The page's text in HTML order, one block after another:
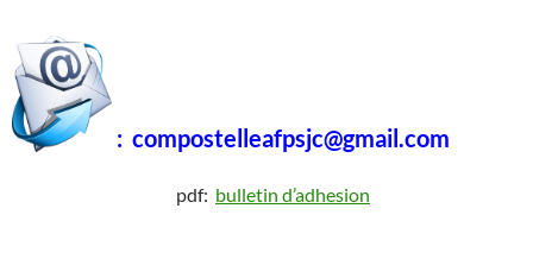
: compostelleafpsjc@gmail.com
pdf: bulletin d’adhesion